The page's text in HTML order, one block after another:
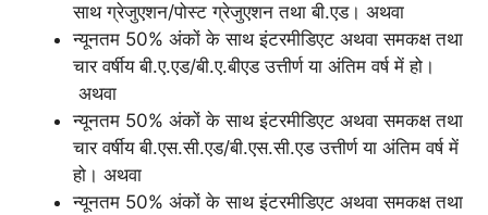
साथ ग्रेजुएशन/पोस्ट ग्रेजुएशन तथा बी.एड। अथवा
न्यूनतम 50% अंकों के साथ इंटरमीडिएट अथवा समकक्ष तथा
चार वर्षीय बी.ए.एड/बी.ए.बीएड उत्तीर्ण या अंतिम वर्ष में हो।
अथवा
न्यूनतम 50% अंकों के साथ इंटरमीडिएट अथवा समकक्ष तथा
चार वर्षीय बी.एस.सी.एड/बी.एस.सी.एड उत्तीर्ण या अंतिम वर्ष में
हो। अथवा
न्यूनतम 50% अंकों के साथ इंटरमीडिएट अथवा समकक्ष तथा